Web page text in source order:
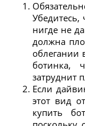
нигде не
должна
облегании
ботинка,
затруднит
Если
этот вид
купить